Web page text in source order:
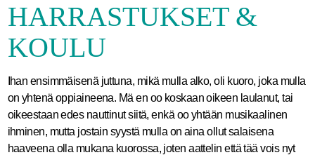
HARRASTUKSET &
KOULU
Ihan ensimmäisenä juttuna, mikä mulla alko, oli kuoro, joka mulla
on yhtenä oppiaineena. Mä en oo koskaan oikeen laulanut, tai
oikeestaan edes nauttinut siitä, enkä oo yhtään musikaalinen
ihminen, mutta jostain syystä mulla on aina ollut salaisena
haaveena olla mukana kuorossa, joten aattelin että tää vois nyt